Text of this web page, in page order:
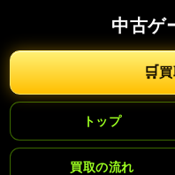
中古ゲ
🛒
トップ
買取の流れ